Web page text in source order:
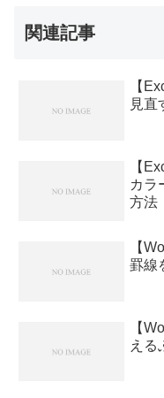
関連記事
【
見直
【
カラ
方法
【
罫線
【
える